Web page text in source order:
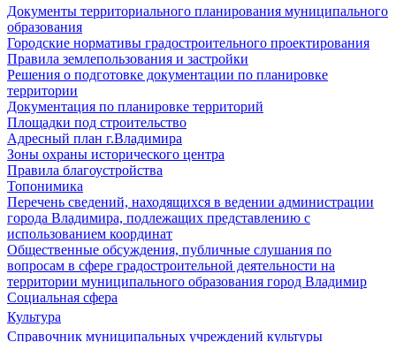
Документы территориального планирования муниципального
образования
Городские нормативы градостроительного проектирования
Правила землепользования и застройки
Решения о подготовке документации по планировке
территории
Документация по планировке территорий
Площадки под строительство
Адресный план г.Владимира
Зоны охраны исторического центра
Правила благоустройства
Топонимика
Перечень сведений, находящихся в ведении администрации
города Владимира, подлежащих представлению с
использованием координат
Общественные обсуждения, публичные слушания по
вопросам в сфере градостроительной деятельности на
территории муниципального образования город Владимир
Социальная сфера
Культура
Справочник муниципальных учреждений культуры